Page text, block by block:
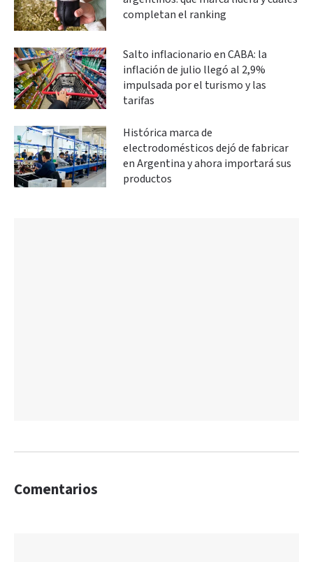
completan el ranking
Salto inflacionario en CABA: la
inflación de julio llegó al 2,9%
impulsada por el turismo y las
tarifas
Histórica marca de
electrodomésticos dejó de fabricar
en Argentina y ahora importará sus
productos
Comentarios